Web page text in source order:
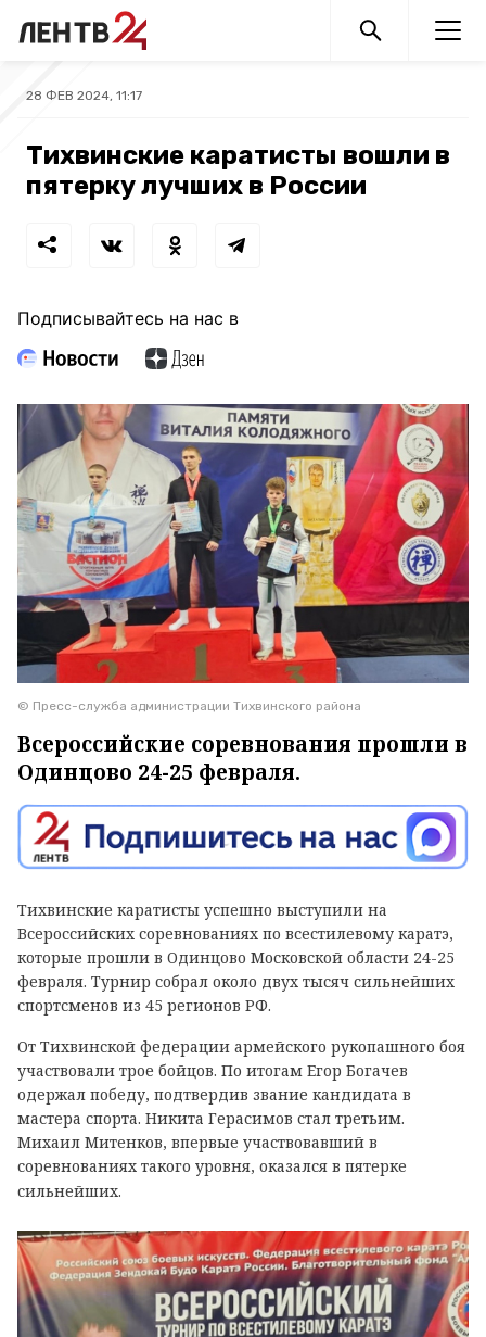
28 ФЕВ 2024, 11:17
Тихвинские каратисты вошли в
пятерку лучших в России
Подписывайтесь на нас в
© Пресс-служба администрации Тихвинского района
Всероссийские соревнования прошли в
Одинцово 24-25 февраля.
Тихвинские каратисты успешно выступили на
Всероссийских соревнованиях по всестилевому каратэ,
которые прошли в Одинцово Московской области 24-25
февраля. Турнир собрал около двух тысяч сильнейших
спортсменов из 45 регионов РФ.
От Тихвинской федерации армейского рукопашного боя
участвовали трое бойцов. По итогам Егор Богачев
одержал победу, подтвердив звание кандидата в
мастера спорта. Никита Герасимов стал третьим.
Михаил Митенков, впервые участвовавший в
соревнованиях такого уровня, оказался в пятерке
сильнейших.